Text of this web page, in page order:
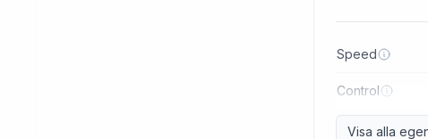
Speed
Control
Visa alla